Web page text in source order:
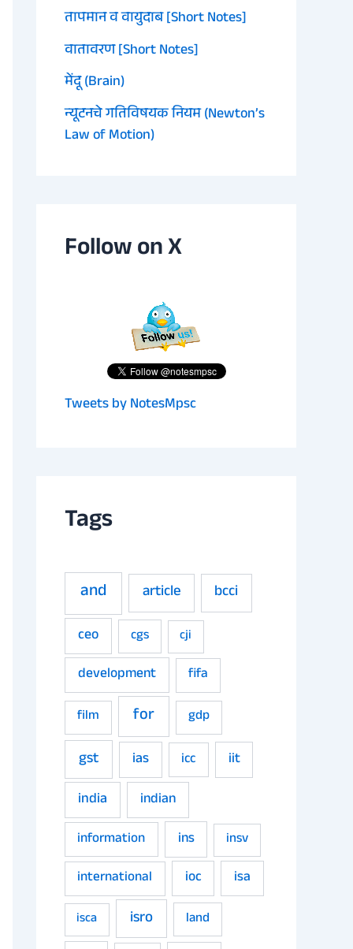
तापमान व वायुदाब [Short Notes]
वातावरण [Short Notes]
मेंदू (Brain)
न्यूटनचे गतिविषयक नियम (Newton’s
Law of Motion)
Follow on X
Tweets by NotesMpsc
Tags
and article bcci
ceo cgs cji
development
fifa
film
for gdp
gst ias icc
iit
india
indian
information ins
insv
international
ioc isa
isca isro
land